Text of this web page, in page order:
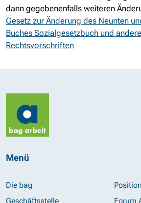
dann gegebenenfalls weiteren
Gesetz zur Änderung des Neunten
Buches Sozialgesetzbuch und
Rechtsvorschriften
Menü
Die bag
Geschäftsstelle
Forum